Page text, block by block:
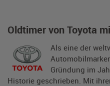
Oldtimer von Toyota
Als eine der
Gründung im
Historie geschrieben. Mit